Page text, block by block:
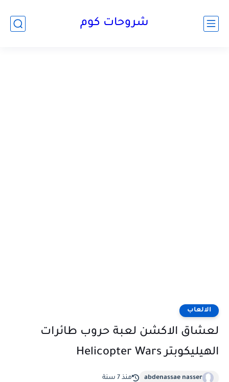
شروحات كوم
الالعاب
لعشاق الاكشن لعبة حروب طائرات
الهيليكوبتر Helicopter Wars
abdenassae nasser منذ 7 سنة